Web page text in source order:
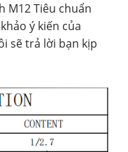
M12 Tiêu chuẩn
ý kiến ​​của
sẽ trả lời bạn kịp